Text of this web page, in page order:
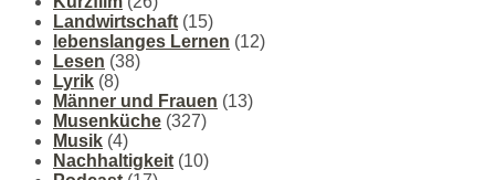
Landwirtschaft (15)
lebenslanges Lernen (12)
Lesen (38)
Lyrik (8)
Männer und Frauen (13)
Musenküche (327)
Musik (4)
Nachhaltigkeit (10)